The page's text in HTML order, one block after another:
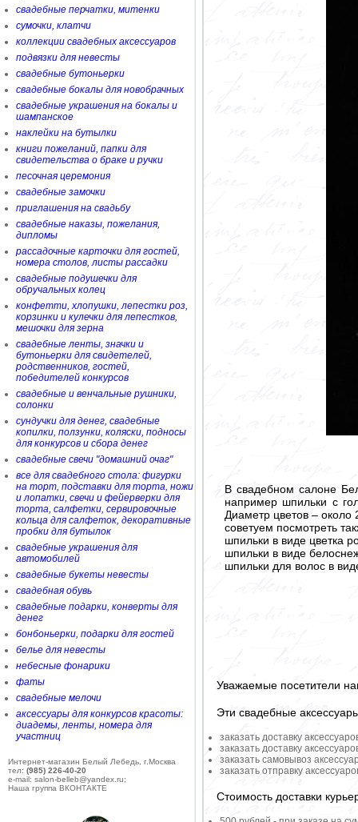
свадебные перчатки, митенки
сумочки, клатчи
коллекции свадебных аксессуаров
подвязки для невесты
свадебные бутоньерки
свадебные бокалы для новобрачных
свадебные украшения на бокалы и
шампанское
наклейки на бутылки
книги пожеланий, папки для
свидетельства о браке и ручки
песочная церемония
свадебные замочки
приглашения на свадьбу
свадебные наказы, пожелания,
дипломы
рассадочные карточки для гостей,
номера столов, листы рассадки
свадебные подушечки для
обручальных колец
конфетти, хлопушки, лепестки роз,
корзинки и кулечки для лепестков,
мешочки для зерна
свадебные ленты, значки и
бутоньерки для свидетелей,
родственников, гостей,
победителей конкурсов
свадебные и венчальные рушники,
солонки
сундучки для денег, свадебные
копилки, ползунки, коляски, подносы
для конкурсов и сбора денег
свадебные свечи "домашний очаг"
все для свадебного стола: фигурки
на торт, подставки для торта, ножи
и лопатки, свечи и фейерверки для
торта, салфетки, сервировочные
кольца для салфеток, декоративные
пробки для бутылок
свадебные украшения для
автомобилей
свадебные букеты невесты
свадебная обувь
свадебные подарки, конверты для
денег
бонбоньерки, подарки для гостей
белье для невесты
небесные фонарики
фаты
свадебные мелочи
аксессуары для конкурсов красоты:
диадемы, ленты, номера для
участниц
Интернет-магазин Белый Лебедь, г.Москва
тел: (985) 226-40-20
e-mail: salon-belleb@yandex.ru;
Наша группа ВКОНТАКТЕ
В свадебном салоне
например шпильки с
Диаметр цветов –
советуем посмотреть
шпильки в виде цветка
шпильки в виде
шпильки для волос в
Уважаемые посетители
Эти свадебные
заказать доставку
заказать доставку
заказать самовывоз
заказать отправку
Стоимость доставки